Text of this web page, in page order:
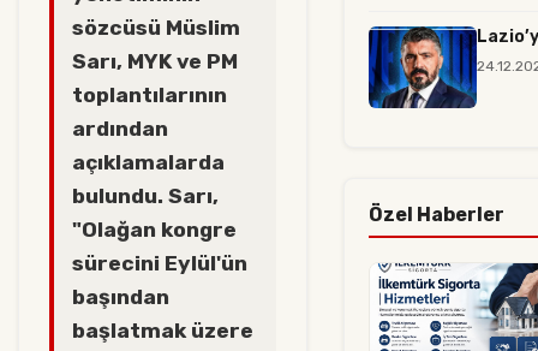
sözcüsü Müslim
Sarı, MYK ve PM
toplantılarının
ardından
açıklamalarda
bulundu. Sarı,
"Olağan kongre
sürecini Eylül'ün
başından
başlatmak üzere
Özel Haberler